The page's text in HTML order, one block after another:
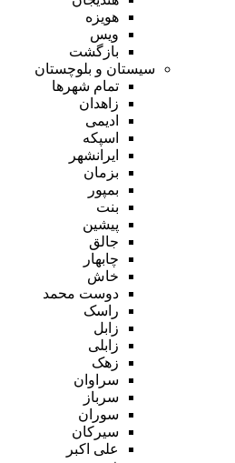
هویزه
ویس
بازگشت
سیستان و بلوچستان
تمام شهر‌ها
زاهدان
ادیمی
اسپکه
ایرانشهر
بزمان
بمپور
بنت
پیشین
جالق
چابهار
خاش
دوست محمد
راسک
زابل
زابلی
زهک
سراوان
سرباز
سوران
سیرکان
علی اکبر